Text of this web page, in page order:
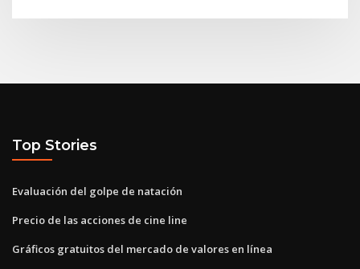
Top Stories
Evaluación del golpe de natación
Precio de las acciones de cine line
Gráficos gratuitos del mercado de valores en línea